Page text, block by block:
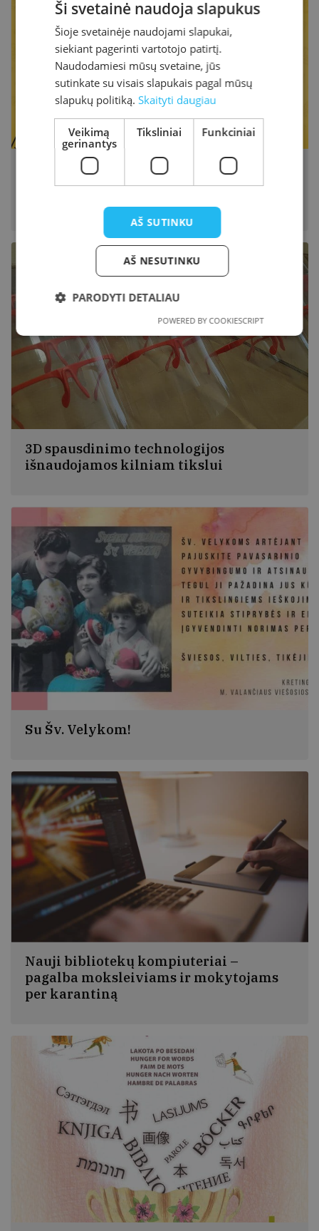
Projektas Prisijungusi Lietuva subūrė
100 lektorių komandą nemokamiems
Dėl karantino sustabdžius ugdymo procesą,
nebevyksta ir įvairūs suaugusiesiems skirti tobulinimosi
kursai. Tačiau poreikis įgyti žinių niekur nedingo, todėl
daug mokymų persikėlė į internetinę erdvę, kur jų
3D spausdinimo technologijos
išnaudojamos kilniam tikslui
atspausdinta 50 vienetų rėmelių ir prie jų pritvirtinti
skydai
Su Šv. Velykom!
Nauji bibliotekų kompiuteriai –
pagalba moksleiviams ir mokytojams
per karantiną
galimybes aprūpinti kompiuteriais nuotoliniu būdu
besimokančius moksleivius ir jų mokytojus.
Ši svetainė naudoja slapukus
Šioje svetainėje naudojami slapukai,
siekiant pagerinti vartotojo patirtį.
Naudodamiesi mūsų svetaine, jūs
sutinkate su visais slapukais pagal mūsų
slapukų politiką.Skaityti daugiau
Veikimą
gerinantys
Tiksliniai Funkciniai
AŠ SUTINKU
AŠ NESUTINKU
PARODYTI DETALIAU
POWERED BY COOKIESCRIPT